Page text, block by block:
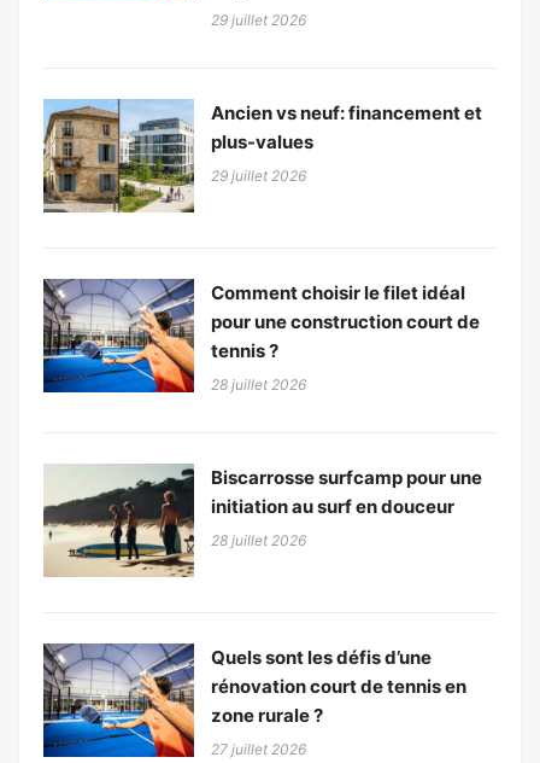
29 juillet 2026
Ancien vs neuf: financement et
plus-values
29 juillet 2026
Comment choisir le filet idéal
pour une construction court de
tennis ?
28 juillet 2026
Biscarrosse surfcamp pour une
initiation au surf en douceur
28 juillet 2026
Quels sont les défis d’une
rénovation court de tennis en
zone rurale ?
27 juillet 2026